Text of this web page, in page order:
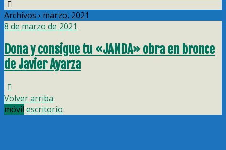
Archivos › marzo, 2021
8 de marzo de 2021
Dona y consigue tu «JANDA» obra en bronce
de Javier Ayarza
Volver arriba
móvil escritorio